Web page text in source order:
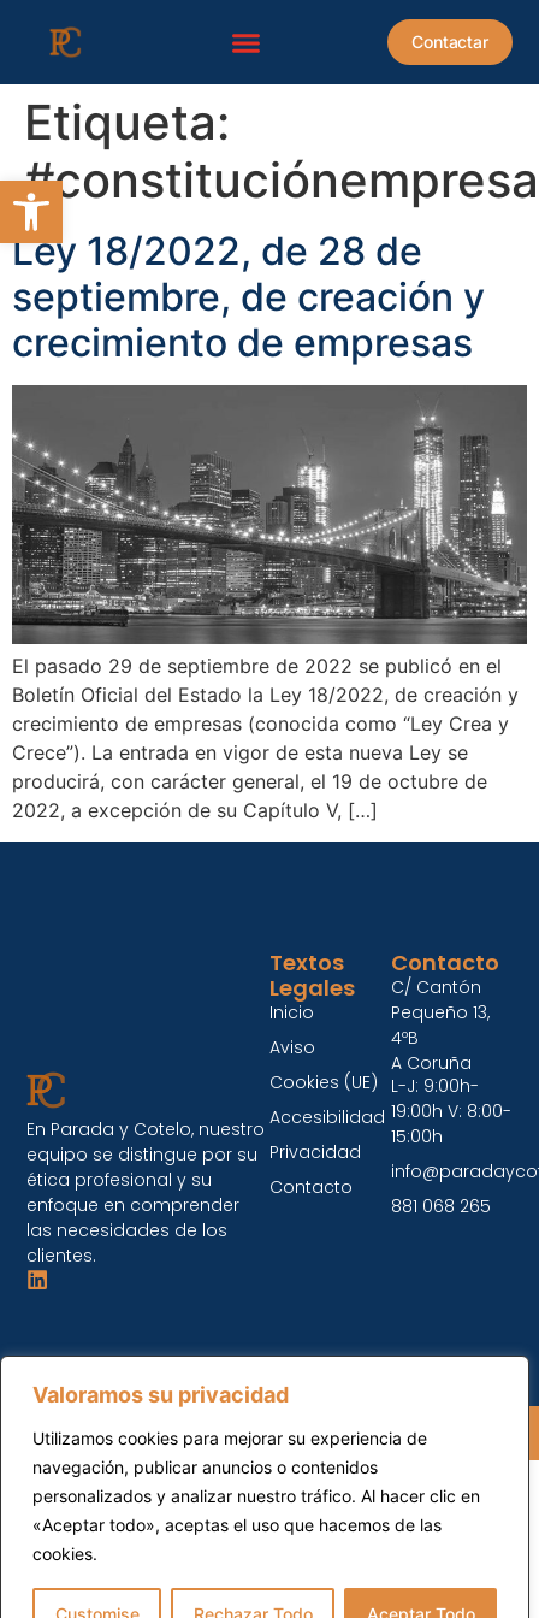
Abrir barra de herramientas
Valoramos su privacidad
Utilizamos cookies para mejorar su experiencia de
navegación, publicar anuncios o contenidos
personalizados y analizar nuestro tráfico. Al hacer clic en
«Aceptar todo», aceptas el uso que hacemos de las
cookies.
Customise Rechazar Todo Aceptar Todo
Contactar
Etiqueta:
Ley 18/2022, de 28 de
septiembre, de creación y
crecimiento de empresas
El pasado 29 de septiembre de 2022 se publicó en el
Boletín Oficial del Estado la Ley 18/2022, de creación y
crecimiento de empresas (conocida como “Ley Crea y
Crece”). La entrada en vigor de esta nueva Ley se
producirá, con carácter general, el 19 de octubre de
2022, a excepción de su Capítulo V, […]
En Parada y Cotelo, nuestro
equipo se distingue por su
ética profesional y su
enfoque en comprender
las necesidades de los
clientes.
Contacto
C/ Cantón
Pequeño 13,
4ºB
A Coruña
L-J: 9:00h-
19:00h V: 8:00-
15:00h
881 068 265
Textos
Legales
Inicio
Aviso
Cookies (UE)
Accesibilidad
Privacidad
Contacto
Reservados.